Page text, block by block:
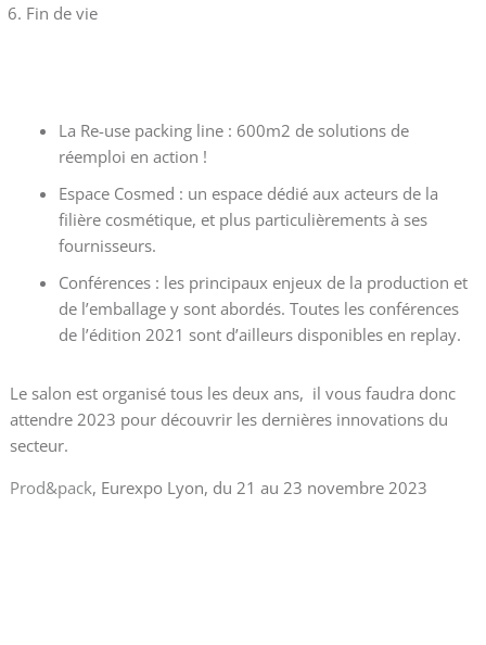
Fin de vie
La Re-use packing line : 600m2 de solutions de
réemploi en action !
Espace Cosmed : un espace dédié aux acteurs de la
filière cosmétique, et plus particulièrements à ses
fournisseurs.
Conférences : les principaux enjeux de la production et
de l’emballage y sont abordés. Toutes les conférences
de l’édition 2021 sont d’ailleurs disponibles en replay.
Le salon est organisé tous les deux ans, il vous faudra donc
attendre 2023 pour découvrir les dernières innovations du
secteur.
Prod&pack, Eurexpo Lyon, du 21 au 23 novembre 2023